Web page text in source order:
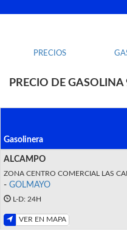
PRECIOS
PRECIO DE
Gasolinera
ALCAMPO
ZONA CENTRO COMERCIAL LAS
- GOLMAYO
L-D: 24H
VER EN MAPA